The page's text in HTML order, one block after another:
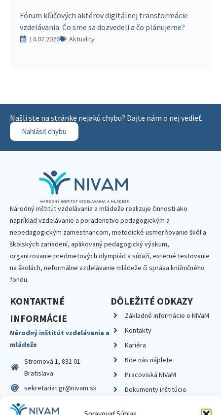
Fórum kľúčových aktérov digitálnej transformácie
vzdelávania: Čo sme sa dozvedeli a čo plánujeme?
14.07.2026 Aktuality
Našli ste na stránke nejakú chybu? Dajte nám o nej vedieť.
Nahlásiť chybu
Národný inštitút vzdelávania a mládeže realizuje činnosti ako
napríklad vzdelávanie a poradenstvo pedagogickým a
nepedagogickým zamestnancom, metodické usmerňovanie škôl a
školských zariadení, aplikovaný pedagogický výskum,
organizovanie predmetových olympiád a súťaží, externé testovanie
na školách, neformálne vzdelávanie mládeže či správa knižničného
fondu.
KONTAKTNÉ
INFORMÁCIE
Národný inštitút vzdelávania a
mládeže
Stromová 1, 831 01
Bratislava
sekretariat.gr@nivam.sk
IČO: 00164348
DÔLEŽITÉ ODKAZY
Základné informácie o NIVaM
Kontakty
Kariéra
Kde nás nájdete
Pracoviská NIVaM
Dokumenty inštitúcie